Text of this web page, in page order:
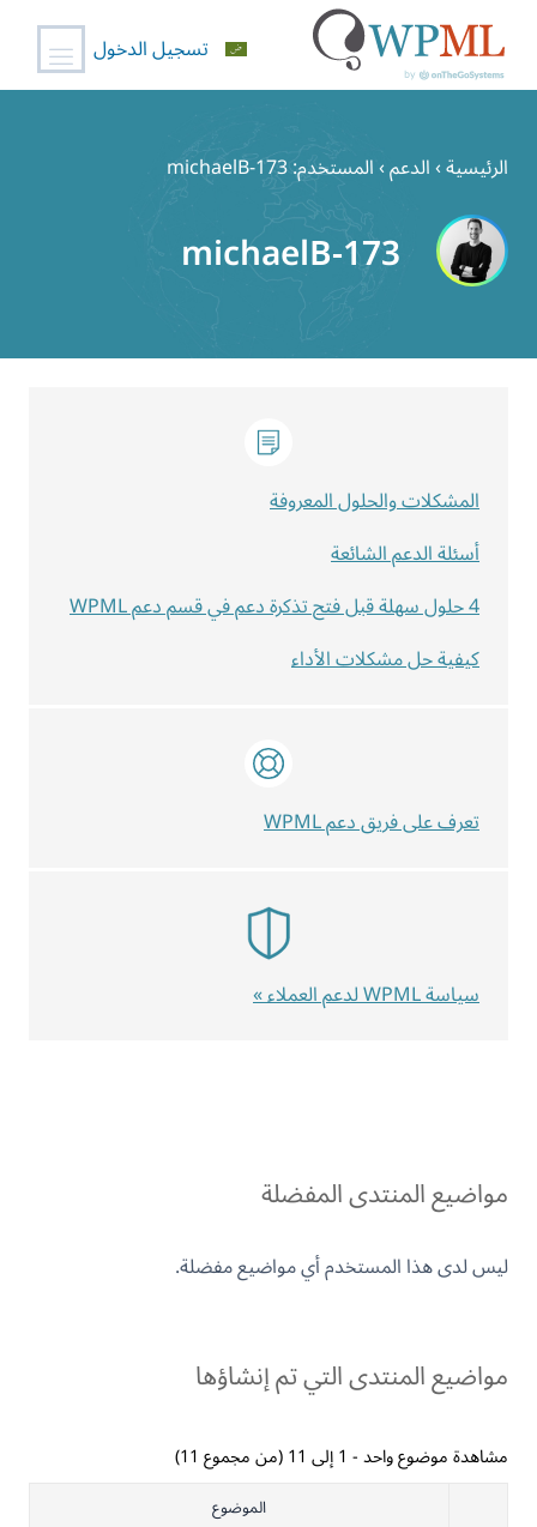
المحتوى
تسجيل الدخول
الرئيسية›الدعم›المستخدم: michaelB-173
michaelB-173
مواضيع المنتدى المفضلة
ليس لدى هذا المستخدم أي مواضيع مفضلة.
مواضيع المنتدى التي تم إنشاؤها
مشاهدة موضوع واحد - 1 إلى 11 (من مجموع 11)
الموضوع
المشكلات والحلول المعروفة
أسئلة الدعم الشائعة
4 حلول سهلة قبل فتح تذكرة دعم في قسم دعم WPML
كيفية حل مشكلات الأداء
تعرف على فريق دعم WPML
سياسة WPML لدعم العملاء »